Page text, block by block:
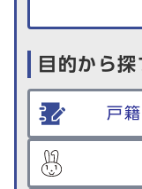
目的から探
戸